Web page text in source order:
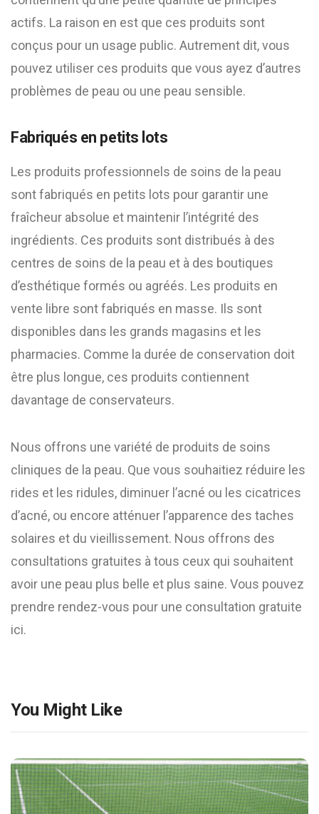
actifs. La raison en est que ces produits sont
conçus pour un usage public. Autrement dit, vous
pouvez utiliser ces produits que vous ayez d’autres
problèmes de peau ou une peau sensible.
Fabriqués en petits lots
Les produits professionnels de soins de la peau
sont fabriqués en petits lots pour garantir une
fraîcheur absolue et maintenir l’intégrité des
ingrédients. Ces produits sont distribués à des
centres de soins de la peau et à des boutiques
d’esthétique formés ou agréés. Les produits en
vente libre sont fabriqués en masse. Ils sont
disponibles dans les grands magasins et les
pharmacies. Comme la durée de conservation doit
être plus longue, ces produits contiennent
davantage de conservateurs.
Nous offrons une variété de produits de soins
cliniques de la peau. Que vous souhaitiez réduire les
rides et les ridules, diminuer l’acné ou les cicatrices
d’acné, ou encore atténuer l’apparence des taches
solaires et du vieillissement. Nous offrons des
consultations gratuites à tous ceux qui souhaitent
avoir une peau plus belle et plus saine. Vous pouvez
prendre rendez-vous pour une consultation gratuite
ici.
You Might Like